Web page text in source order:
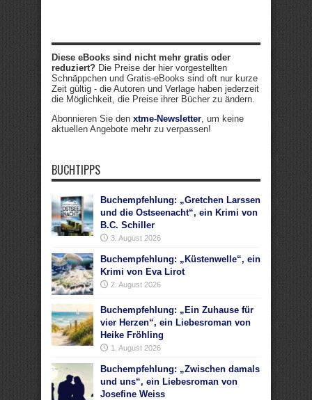
Diese eBooks sind nicht mehr gratis oder
reduziert? Die Preise der hier vorgestellten
Schnäppchen und Gratis-eBooks sind oft nur kurze
Zeit gültig - die Autoren und Verlage haben jederzeit
die Möglichkeit, die Preise ihrer Bücher zu ändern.
Abonnieren Sie den xtme-Newsletter, um keine
aktuellen Angebote mehr zu verpassen!
BUCHTIPPS
Buchempfehlung: „Gretchen Larssen
und die Ostseenacht“, ein Krimi von
B.C. Schiller
3. August 2026
Buchempfehlung: „Küstenwelle“, ein
Krimi von Eva Lirot
2. August 2026
Buchempfehlung: „Ein Zuhause für
vier Herzen“, ein Liebesroman von
Heike Fröhling
1. August 2026
Buchempfehlung: „Zwischen damals
und uns“, ein Liebesroman von
Josefine Weiss